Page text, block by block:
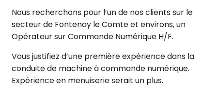
Nous recherchons pour l’un de nos clients sur le
secteur de Fontenay le Comte et environs, un
Opérateur sur Commande Numérique H/F.
Vous justifiez d’une première expérience dans la
conduite de machine à commande numérique.
Expérience en menuiserie serait un plus.